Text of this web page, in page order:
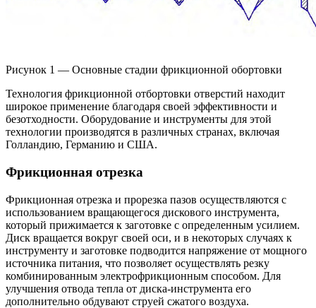
Рисунок 1 — Основные стадии фрикционной обортовки​
Технология фрикционной отбортовки отверстий находит
широкое применение благодаря своей эффективности и
безотходности. Оборудование и инструменты для этой
технологии производятся в различных странах, включая
Голландию, Германию и США.​
Фрикционная отрезка
Фрикционная отрезка и прорезка пазов осуществляются с
использованием вращающегося дискового инструмента,
который прижимается к заготовке с определенным усилием.
Диск вращается вокруг своей оси, и в некоторых случаях к
инструменту и заготовке подводится напряжение от мощного
источника питания, что позволяет осуществлять резку
комбинированным электрофрикционным способом. Для
улучшения отвода тепла от диска-инструмента его
дополнительно обдувают струей сжатого воздуха.​